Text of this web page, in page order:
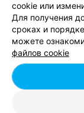
© 2026 ООО
cookie или
Для получения
сроках и
можете
файлов cookie